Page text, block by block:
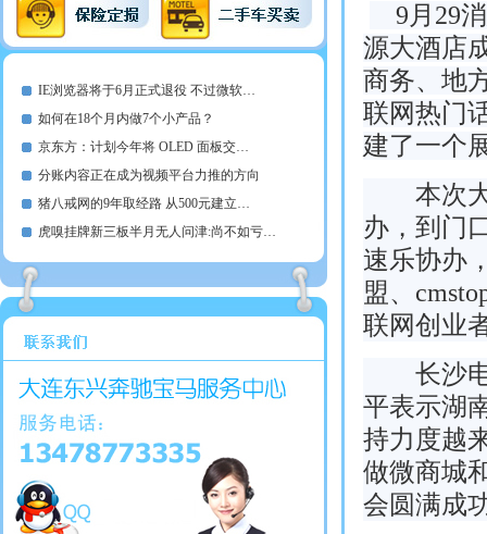
IE浏览器将于6月正式退役 不过微软…
如何在18个月内做7个小产品？
京东方：计划今年将 OLED 面板交…
分账内容正在成为视频平台力推的方向
猪八戒网的9年取经路 从500元建立…
虎嗅挂牌新三板半月无人问津:尚不如亏…
9月29消
源大酒店
商务、地
联网热门
建了一个
本次大
办，到门
速乐协办
盟、
联网创业
长沙电
平表示湖
持力度越
做微商城
会圆满成